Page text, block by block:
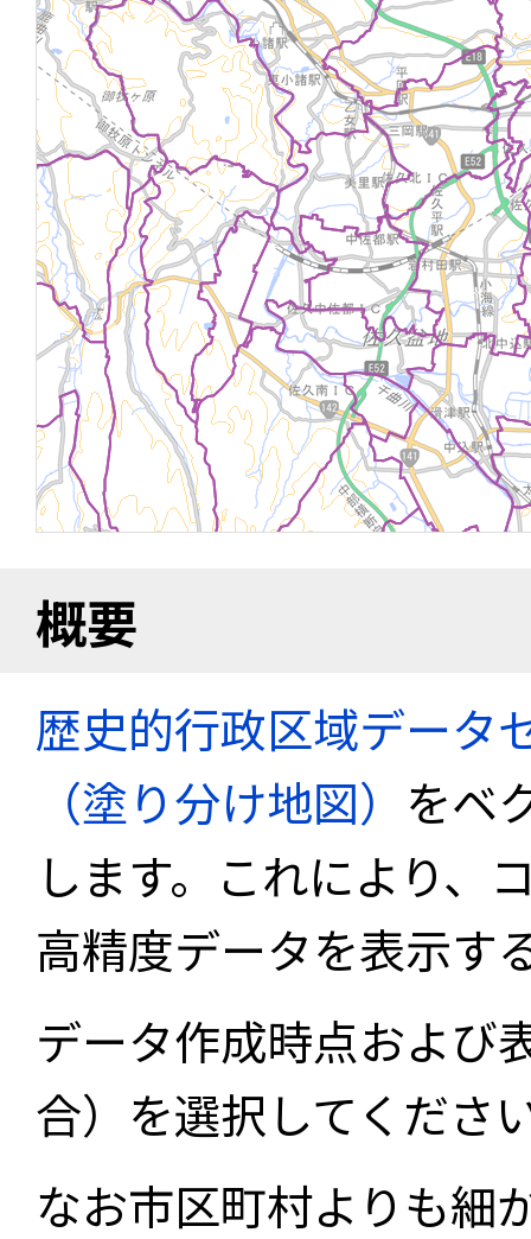
概要
歴史的行政区域データ
（塗り分け地図） をベ
します。これにより、
高精度データを表示す
データ作成時点および
合）を選択してくださ
なお市区町村よりも細